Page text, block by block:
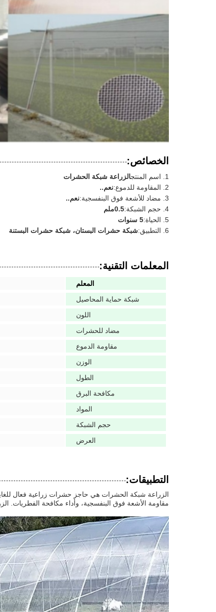
الخصائص:
اسم المنتجالزراعة شبكة الحشرات
المقاومة للدموع:نعم..
مضاد للأشعة فوق البنفسجية:نعم..
حجم الشبكة:0.5ملم
الحياة:5 سنوات
التطبيق:شبكة حشرات البستان، شبكة حشرات البستنة
المعلمات التقنية:
المعلم
شبكة حماية المحاصيل
اللون
مضاد للحشرات
مقاومة الدموع
الوزن
الطول
مكافحة البرق
المواد
حجم الشبكة
العرض
التطبيقات:
مقاومة الأشعة فوق البنفسجية، وأداء مكافحة الفطريات.